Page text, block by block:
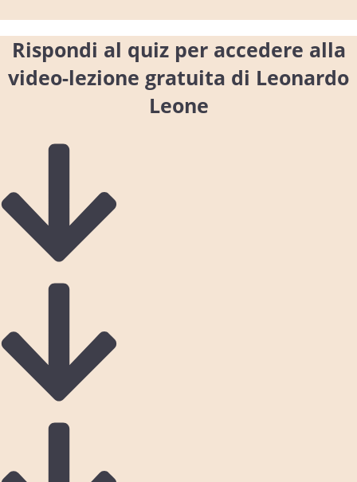
Rispondi al quiz per accedere alla
video-lezione gratuita di Leonardo
Leone